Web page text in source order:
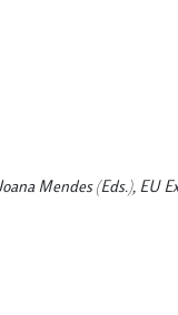
Mendes (Eds.), EU